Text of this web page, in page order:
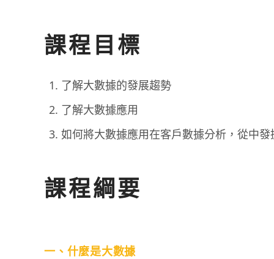
課程目標
了解大數據的發展趨勢
了解大數據應用
如何將大數據應用在客戶數據分析，從中發
課程綱要
一、什麼是大數據